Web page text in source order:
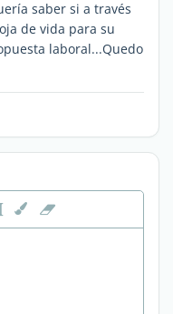
saber si a través
de vida para su
laboral...Quedo